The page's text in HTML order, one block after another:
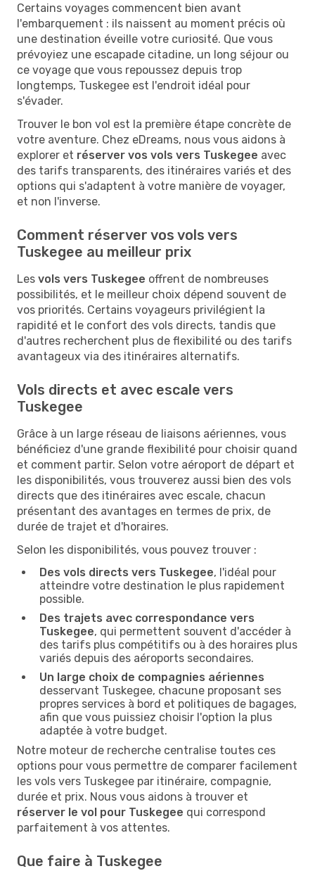
Certains voyages commencent bien avant
l'embarquement : ils naissent au moment précis où
une destination éveille votre curiosité. Que vous
prévoyiez une escapade citadine, un long séjour ou
ce voyage que vous repoussez depuis trop
longtemps, Tuskegee est l'endroit idéal pour
s'évader.
Trouver le bon vol est la première étape concrète de
votre aventure. Chez eDreams, nous vous aidons à
explorer et réserver vos vols vers Tuskegee avec
des tarifs transparents, des itinéraires variés et des
options qui s'adaptent à votre manière de voyager,
et non l'inverse.
Comment réserver vos vols vers
Tuskegee au meilleur prix
Les vols vers Tuskegee offrent de nombreuses
possibilités, et le meilleur choix dépend souvent de
vos priorités. Certains voyageurs privilégient la
rapidité et le confort des vols directs, tandis que
d'autres recherchent plus de flexibilité ou des tarifs
avantageux via des itinéraires alternatifs.
Vols directs et avec escale vers
Tuskegee
Grâce à un large réseau de liaisons aériennes, vous
bénéficiez d'une grande flexibilité pour choisir quand
et comment partir. Selon votre aéroport de départ et
les disponibilités, vous trouverez aussi bien des vols
directs que des itinéraires avec escale, chacun
présentant des avantages en termes de prix, de
durée de trajet et d'horaires.
Selon les disponibilités, vous pouvez trouver :
Des vols directs vers Tuskegee, l'idéal pour
atteindre votre destination le plus rapidement
possible.
Des trajets avec correspondance vers
Tuskegee, qui permettent souvent d'accéder à
des tarifs plus compétitifs ou à des horaires plus
variés depuis des aéroports secondaires.
Un large choix de compagnies aériennes
desservant Tuskegee, chacune proposant ses
propres services à bord et politiques de bagages,
afin que vous puissiez choisir l'option la plus
adaptée à votre budget.
Notre moteur de recherche centralise toutes ces
options pour vous permettre de comparer facilement
les vols vers Tuskegee par itinéraire, compagnie,
durée et prix. Nous vous aidons à trouver et
réserver le vol pour Tuskegee qui correspond
parfaitement à vos attentes.
Que faire à Tuskegee